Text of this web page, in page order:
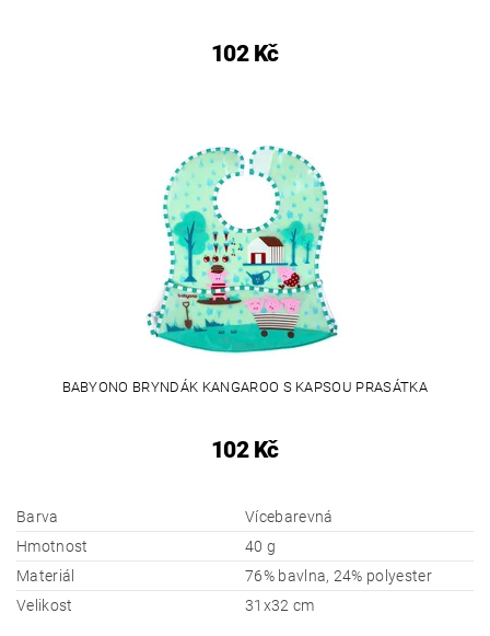
102 Kč
BABYONO BRYNDÁK KANGAROO S KAPSOU PRASÁTKA
102 Kč
Barva
Vícebarevná
Hmotnost
40 g
Materiál
76% bavlna, 24% polyester
Velikost
31x32 cm